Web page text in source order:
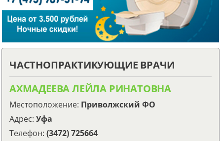
ЧАСТНОПРАКТИКУЮЩИЕ ВРАЧИ
АХМАДЕЕВА ЛЕЙЛА РИНАТОВНА
Местоположение: Приволжский ФО
Адрес: Уфа
Телефон: (3472) 725664